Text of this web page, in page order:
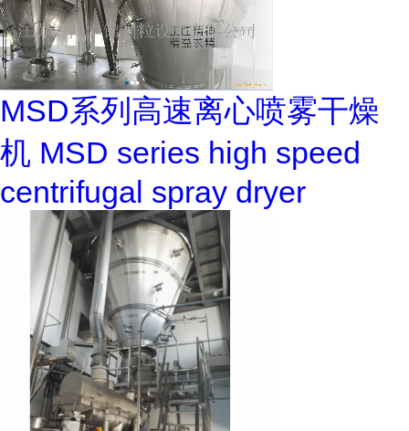
MSD系列高速离心喷雾干燥
机 MSD series high speed
centrifugal spray dryer